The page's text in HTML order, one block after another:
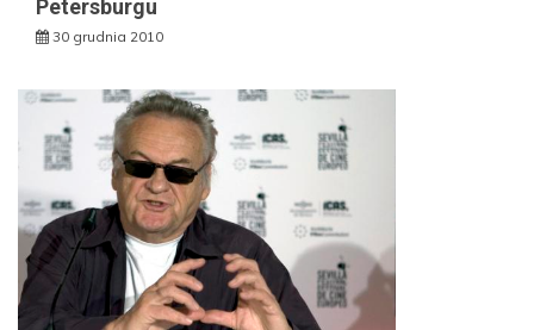
Petersburgu
30 grudnia 2010